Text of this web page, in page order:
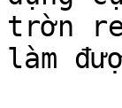
trờn